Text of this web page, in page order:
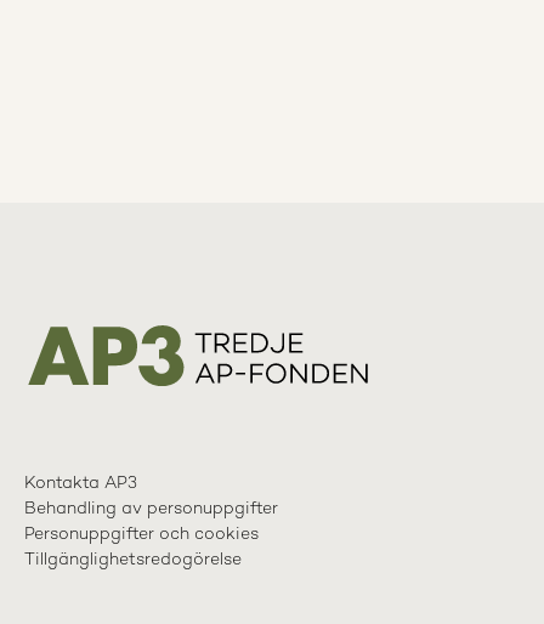
Kontakta AP3
Behandling av personuppgifter
Personuppgifter och cookies
Tillgänglighetsredogörelse